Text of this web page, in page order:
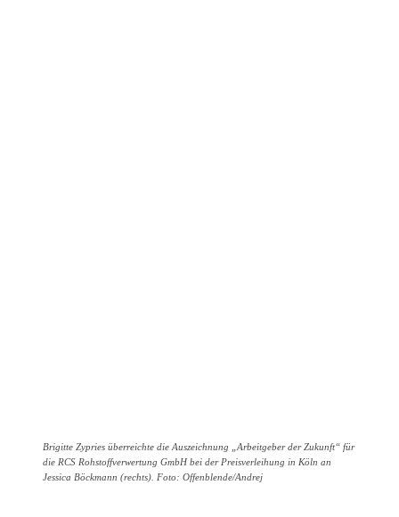
Brigitte Zypries überreichte die Auszeichnung „Arbeitgeber der Zukunft“ für
die RCS Rohstoffverwertung GmbH bei der Preisverleihung in Köln an
Jessica Böckmann (rechts). Foto: Offenblende/Andrej